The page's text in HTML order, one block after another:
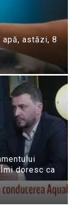
apă, astăzi, 8
doresc ca